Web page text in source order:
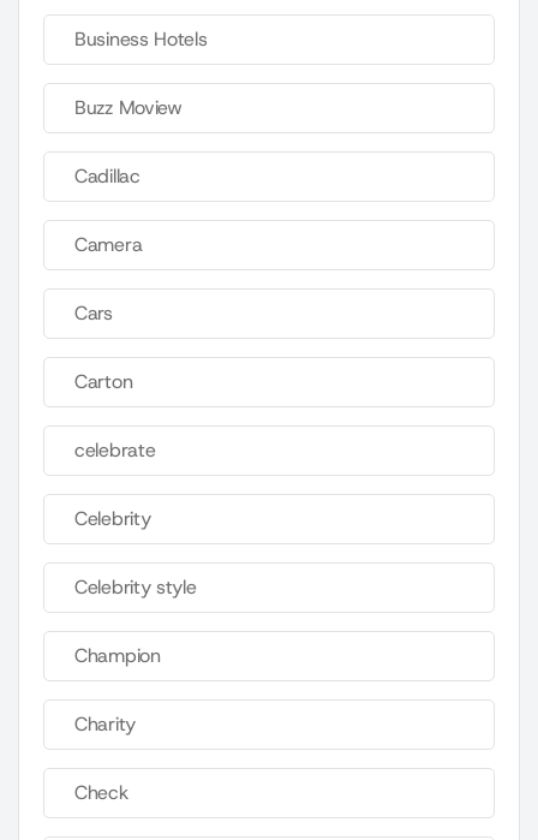
Business Hotels
Buzz Moview
Cadillac
Camera
Cars
Carton
celebrate
Celebrity
Celebrity style
Champion
Charity
Check